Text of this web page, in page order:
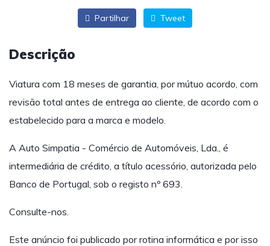
Partilhar Tweet
Descrição
Viatura com 18 meses de garantia, por mútuo acordo, com
revisão total antes de entrega ao cliente, de acordo com o
estabelecido para a marca e modelo.
A Auto Simpatia - Comércio de Automóveis, Lda., é
intermediária de crédito, a título acessório, autorizada pelo
Banco de Portugal, sob o registo nº 693.
Consulte-nos.
Este anúncio foi publicado por rotina informática e por isso